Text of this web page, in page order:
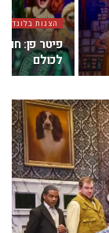
הצגות בלונדון
פיטר פן:
לכולם